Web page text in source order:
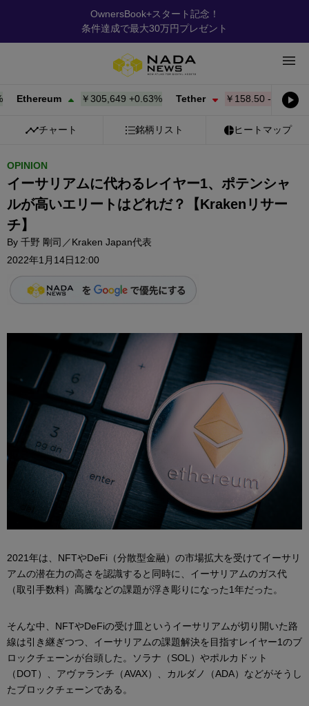
OwnersBook+スタート記念！
条件達成で最大30万円プレゼント
￥305,649+0.63% Tether ￥158.50-0.01% BNB
チャート 銘柄リスト ヒートマップ
OPINION
イーサリアムに代わるレイヤー1、ポテンシャ
ルが高いエリートはどれだ？【Krakenリサー
チ】
By 千野 剛司／Kraken Japan代表
2022年1月14日12:00
2021年は、NFTやDeFi（分散型金融）の市場拡大を受けてイーサリ
アムの潜在力の高さを認識すると同時に、イーサリアムのガス代
（取引手数料）高騰などの課題が浮き彫りになった1年だった。
そんな中、NFTやDeFiの受け皿というイーサリアムが切り開いた路
線は引き継ぎつつ、イーサリアムの課題解決を目指すレイヤー1のブ
ロックチェーンが台頭した。ソラナ（SOL）やポルカドット
（DOT）、アヴァランチ（AVAX）、カルダノ（ADA）などがそうし
たブロックチェーンである。